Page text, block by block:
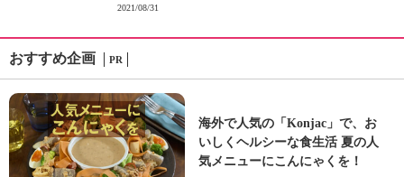
2021/08/31
おすすめ企画 PR
海外で人気の「Konjac」で、お
いしくヘルシーな食生活 夏の人
気メニューにこんにゃくを！